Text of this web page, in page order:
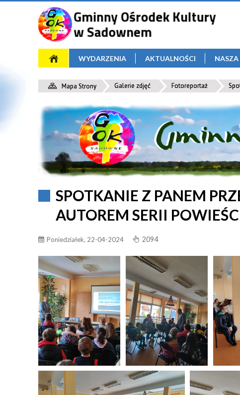
WYDARZENIA AKTUALNOŚCI
Mapa Strony Galerie zdjęć Fotoreportaż
SPOTKANIE Z PANEM
AUTOREM SERII
Poniedziałek, 22-04-2024 2094